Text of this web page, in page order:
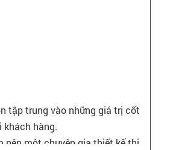
tập trung vào những giá trị cốt
khách hàng.
nên một chuyên gia thiết kế thi